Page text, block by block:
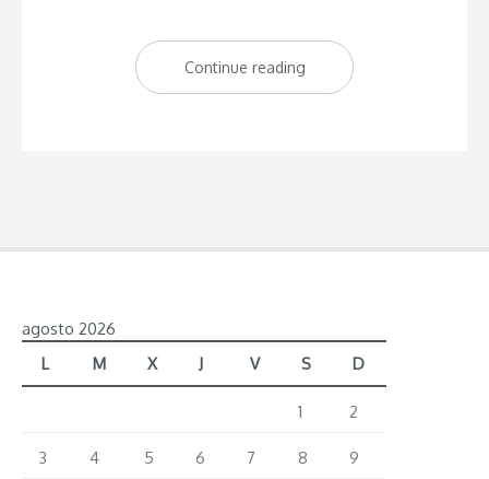
Continue reading
tapas
tomarlas”
agosto 2026
L
M X J V S D
1 2
3 4 5 6 7 8 9